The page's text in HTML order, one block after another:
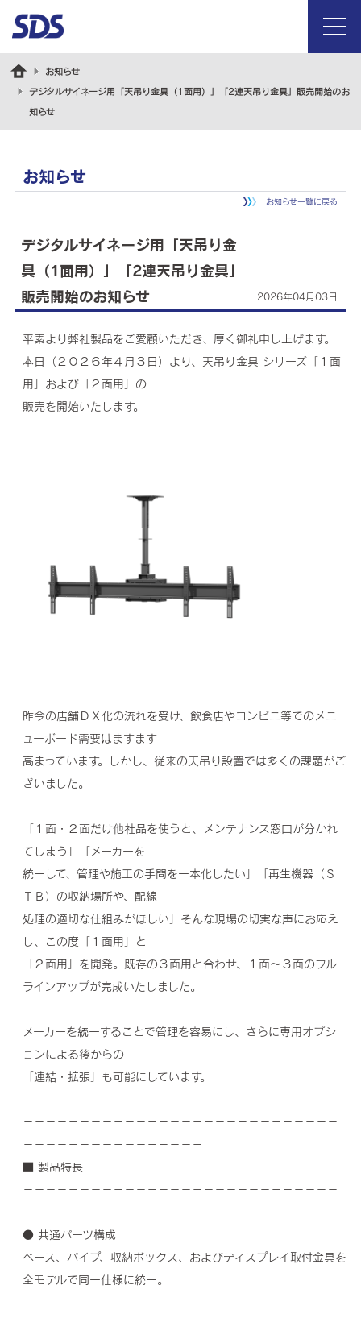
menu
お知らせ
デジタルサイネージ用「天吊り金具（1面用）」「2連天吊り金具」販売開始のお
知らせ
お知らせ
お知らせ一覧に戻る
デジタルサイネージ用「天吊り金
具（1面用）」「2連天吊り金具」
販売開始のお知らせ
2026年04月03日
平素より弊社製品をご愛顧いただき、厚く御礼申し上げます。
本日（２０２６年４月３日）より、天吊り金具 シリーズ「１面
用」および「２面用」の
販売を開始いたします。
昨今の店舗ＤＸ化の流れを受け、飲食店やコンビニ等でのメニ
ューボード需要はますます
高まっています。しかし、従来の天吊り設置では多くの課題がご
ざいました。
「１面・２面だけ他社品を使うと、メンテナンス窓口が分かれ
てしまう」「メーカーを
統一して、管理や施工の手間を一本化したい」「再生機器（Ｓ
ＴＢ）の収納場所や、配線
処理の適切な仕組みがほしい」そんな現場の切実な声にお応え
し、この度「１面用」と
「２面用」を開発。既存の３面用と合わせ、１面～３面のフル
ラインアップが完成いたしました。
メーカーを統一することで管理を容易にし、さらに専用オプシ
ョンによる後からの
「連結・拡張」も可能にしています。
－－－－－－－－－－－－－－－－－－－－－－－－－－－－
－－－－－－－－－－－－－－－－
■ 製品特長
－－－－－－－－－－－－－－－－－－－－－－－－－－－－
－－－－－－－－－－－－－－－－
● 共通パーツ構成
ベース、パイプ、収納ボックス、およびディスプレイ取付金具を
全モデルで同一仕様に統一。